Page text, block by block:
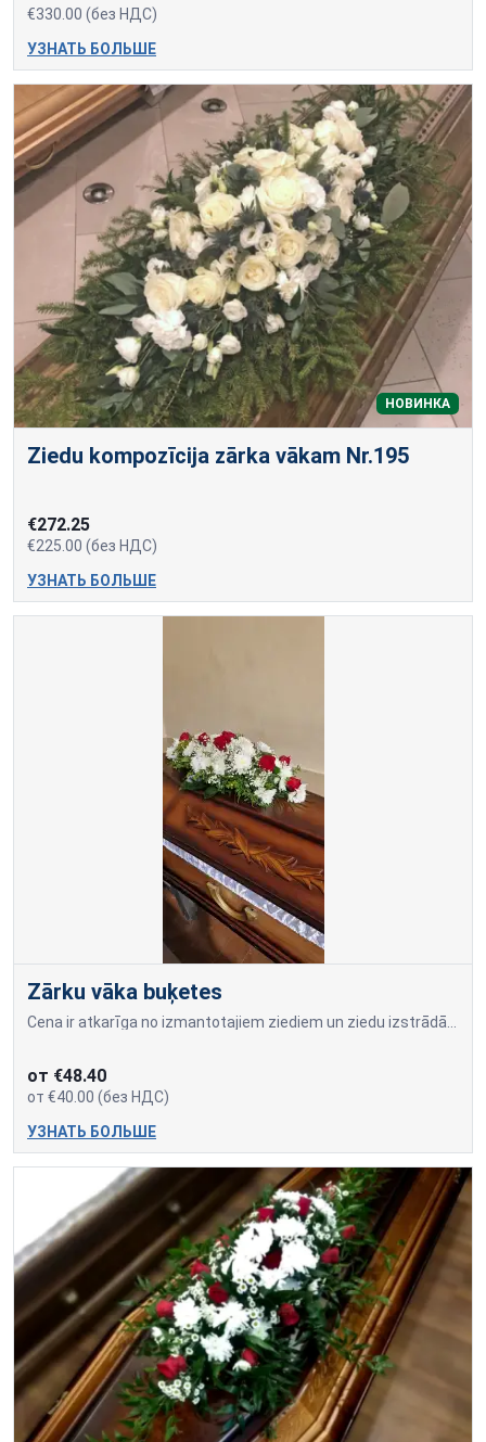
€330.00 (без НДС)
УЗНАТЬ БОЛЬШЕ
НОВИНКА
Ziedu kompozīcija zārka vākam Nr.195
€272.25
€225.00 (без НДС)
УЗНАТЬ БОЛЬШЕ
Zārku vāka buķetes
от €48.40
от €40.00 (без НДС)
УЗНАТЬ БОЛЬШЕ